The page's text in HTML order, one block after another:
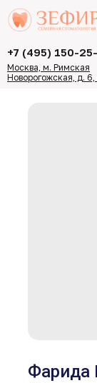
+7 (495) 150-
Москва, м. Римская
Новорогожская, д. 6,
Фарида